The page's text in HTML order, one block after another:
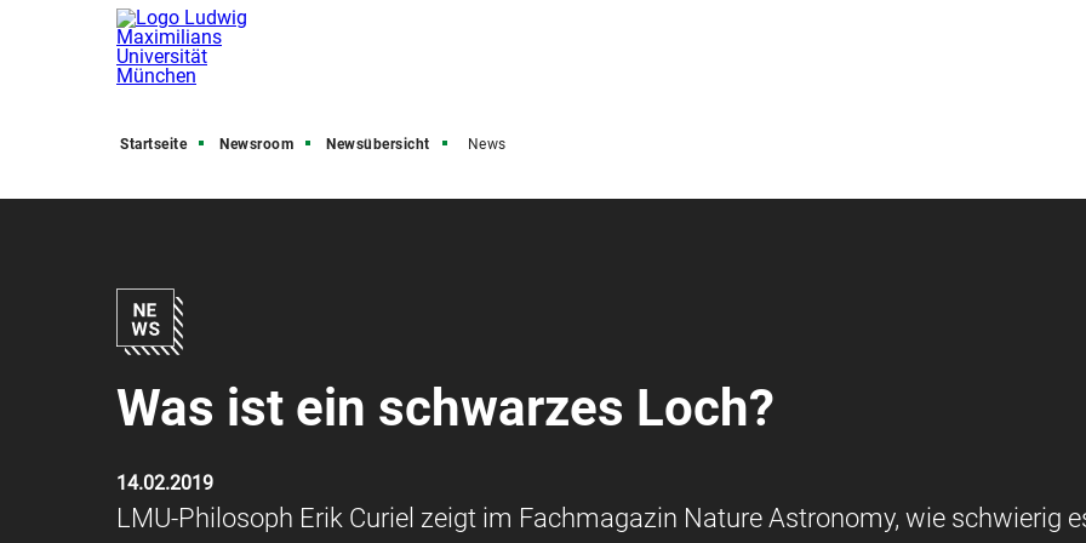
Startseite Newsroom Newsübersicht News
Was ist ein schwarzes Loch?
14.02.2019
LMU-Philosoph Erik Curiel zeigt im Fachmagazin Nature Astronomy, wie schwierig